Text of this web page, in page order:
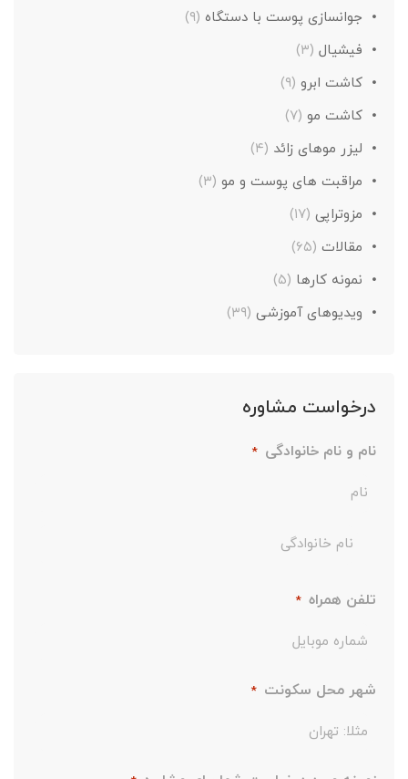
جوانسازی پوست با دستگاه (۹)
فیشیال (۳)
کاشت ابرو (۹)
کاشت مو (۷)
لیزر موهای زائد (۴)
مراقبت های پوست و مو (۳)
مزوتراپی (۱۷)
مقالات (۶۵)
نمونه کارها (۵)
ویدیوهای آموزشی (۳۹)
درخواست مشاوره
نام و نام خانوادگی *
تلفن همراه *
شهر محل سکونت *